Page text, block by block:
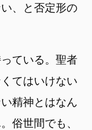
、と否定形の
ている。聖者
てはいけない
精神とはなん
俗世間でも、